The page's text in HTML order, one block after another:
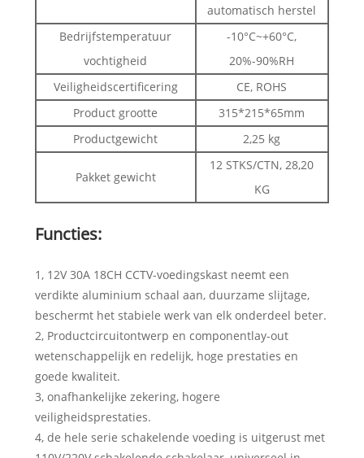
automatisch herstel
Bedrijfstemperatuur
vochtigheid
-10°C~+60°C,
20%-90%RH
Veiligheidscertificering
CE, ROHS
Product grootte
315*215*65mm
Productgewicht
2,25 kg
Pakket gewicht
12 STKS/CTN, 28,20
KG
Functies:
1, 12V 30A 18CH CCTV-voedingskast neemt een
verdikte aluminium schaal aan, duurzame slijtage,
beschermt het stabiele werk van elk onderdeel beter.
2, Productcircuitontwerp en componentlay-out
wetenschappelijk en redelijk, hoge prestaties en
goede kwaliteit.
3, onafhankelijke zekering, hogere
veiligheidsprestaties.
4, de hele serie schakelende voeding is uitgerust met